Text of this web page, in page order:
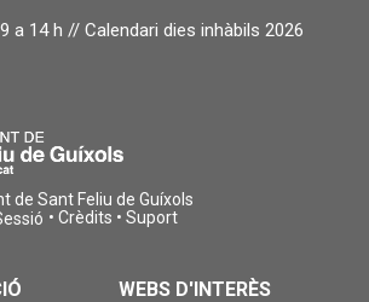
a 14 h // Calendari dies inhàbils 2026
de Sant Feliu de Guíxols
•Crèdits •Suport
WEBS D'INTERÈS